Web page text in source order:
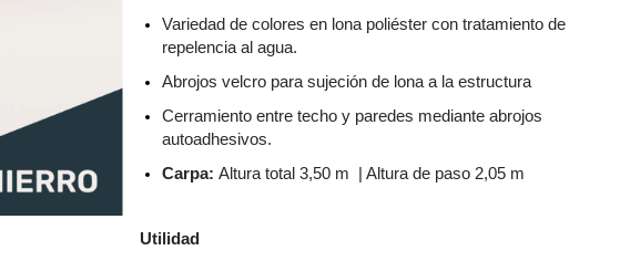
Variedad de colores en lona poliéster con tratamiento de
repelencia al agua.
Abrojos velcro para sujeción de lona a la estructura
Cerramiento entre techo y paredes mediante abrojos
autoadhesivos.
Carpa: Altura total 3,50 m  | Altura de paso 2,05 m
Utilidad